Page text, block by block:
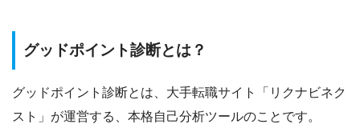
グッドポイント診断とは？
グッドポイント診断とは、大手転職サイト 「リクナビネク
スト」が運営する、本格自己分析ツールのことです。